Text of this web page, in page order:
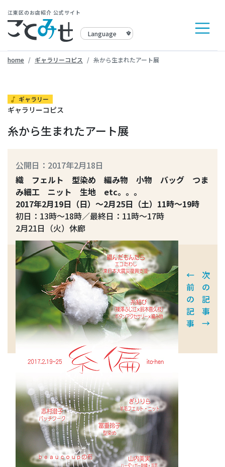
江東区のお店紹介 公式サイト
home ギャラリーコピス 糸から生まれたアート展
music_note ギャラリー
ギャラリーコピス
糸から生まれたアート展
公開日：2017年2月18日
織 フェルト 型染め 編み物 小物 バッグ つま
み細工 ニット 生地 etc。。。
2017年2月19日（日）～2月25日（土）11時～19時
初日：13時～18時／最終日：11時～17時
2月21日（火）休廊
←
前
の
記
事
次
の
記
事
→